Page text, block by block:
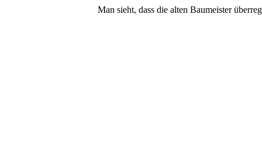
Man sieht, dass die alten Baumeister